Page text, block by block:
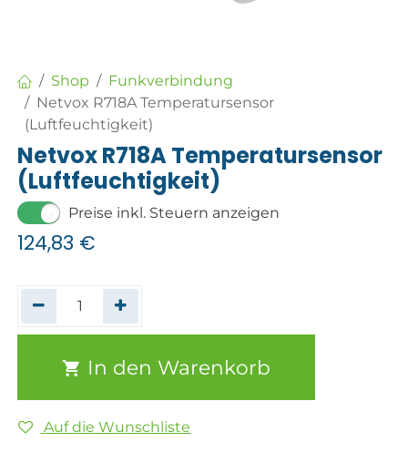
Shop
Funkverbindung
Netvox R718A Temperatursensor
(Luftfeuchtigkeit)
Netvox R718A Temperatursensor
(Luftfeuchtigkeit)
Preise inkl. Steuern anzeigen
124,83 €
In den Warenkorb
Auf die Wunschliste